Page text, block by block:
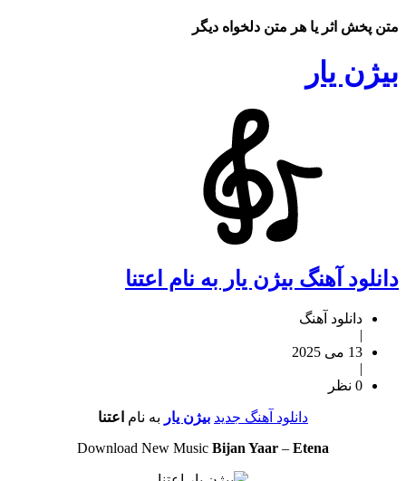
متن پخش اثر یا هر متن دلخواه دیگر
بیژن یار
دانلود آهنگ بیژن یار به نام اعتنا
دانلود آهنگ
|
13 می 2025
|
0 نظر
دانلود آهنگ جدید بیژن یار به نام اعتنا
Download New Music Bijan Yaar – Etena